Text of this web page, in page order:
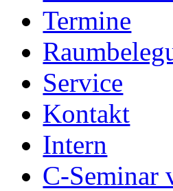
Termine
Service
Kontakt
Intern
C-Seminar